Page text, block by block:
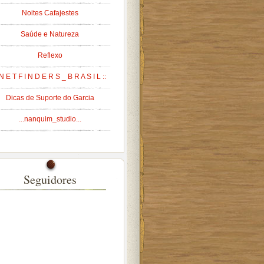
Noites Cafajestes
Saúde e Natureza
Reflexo
E T F I N D E R S _ B R A S I L ::
Dicas de Suporte do Garcia
...nanquim_studio...
Seguidores